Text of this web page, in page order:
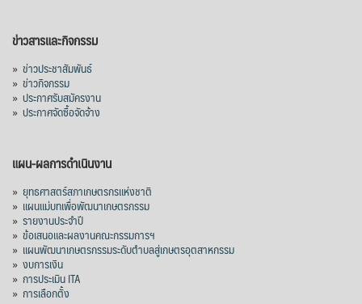
ข่าวสารและกิจกรรม
» ข่าวประชาสัมพันธ์
» ข่าวกิจกรรม
» ประกาศรับสมัครงาน
» ประกาศจัดซื้อจัดจ้าง
แผน-ผลการดำเนินงาน
» ยุทธศาสตร์สภาเกษตรกรแห่งชาติ
» แผนแม่บทเพื่อพัฒนาเกษตรกรรม
» รายงานประจำปี
» ข้อเสนอและผลงานคณะกรรมการฯ
» แผนพัฒนาเกษตรกรรมระดับตำบลสู่เกษตรอุตสาหกรรม
» งบการเงิน
» การประเมิน ITA
» การเลือกตั้ง